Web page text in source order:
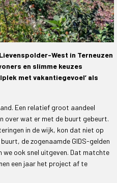
West in Terneuzen
en slimme keuzes
met vakantiegevoel’ als
Een relatief groot aandeel
over wat er met de buurt gebeurt.
in de wijk, kon dat niet op
de zogenaamde GIDS-gelden
we ook snel uitgeven. Dat matchte
een jaar het project af te